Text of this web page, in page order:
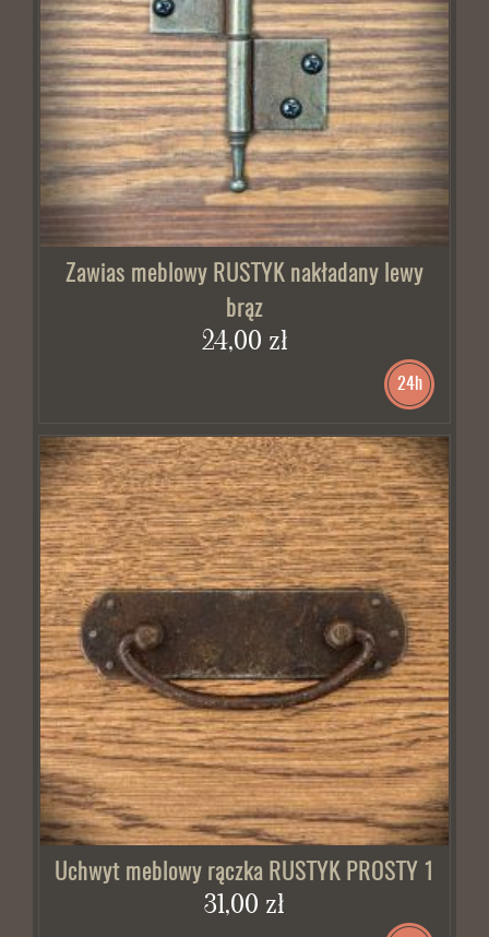
Zawias meblowy RUSTYK nakładany lewy
brąz
24,00 zł
24h
Uchwyt meblowy rączka RUSTYK PROSTY 1
31,00 zł